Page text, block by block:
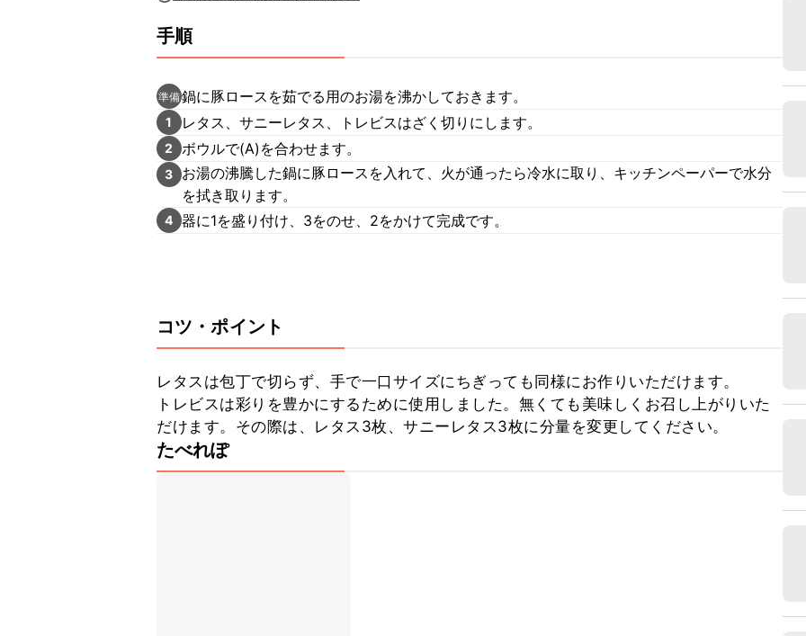
手順
準備鍋に豚ロースを茹でる用のお湯を沸かしておきます。
1 レタス、サニーレタス、トレビスはざく切りにします。
2 ボウルで(A)を合わせます。
3
お湯の沸騰した鍋に豚ロースを入れて、火が通ったら冷水に取り、キッチンペーパーで水分
を拭き取ります。
4 器に1を盛り付け、3をのせ、2をかけて完成です。
コツ・ポイント
レタスは包丁で切らず、手で一口サイズにちぎっても同様にお作りいただけます。
トレビスは彩りを豊かにするために使用しました。無くても美味しくお召し上がりいた
だけます。その際は、レタス3枚、サニーレタス3枚に分量を変更してください。
たべれぽ